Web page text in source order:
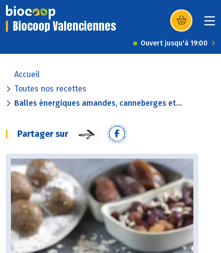
Biocoop Valenciennes (s’ouvre dans
Ouvert jusqu'à 19:00
Accueil
Toutes nos recettes
Balles énergiques amandes, canneberges et...
Partager sur